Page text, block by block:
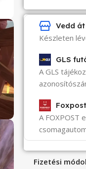
Vedd
Készleten
GLS
A GLS
A FOXPOST
Fizetési